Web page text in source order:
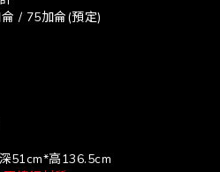
/ 75加侖(預定)
51cm*高136.5cm